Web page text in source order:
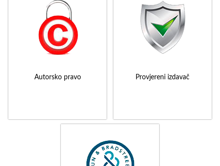
Autorsko pravo Provjereni izdavač